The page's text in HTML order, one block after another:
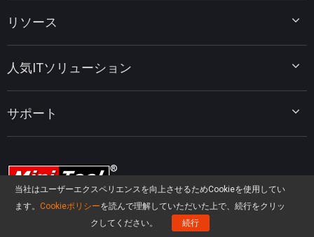
当社はユーザーエクスペリエンスを向上させるためCookieを使用してい
ます。 Cookieポリシーを読んで理解していただいた上で、続行をクリッ
クしてください。
続行
MiniTool Power Data Recovery
MiniTool PDF Editor
MiniTool MovieMaker
MiniTool uTube Downloader
リソース
データ復元ヒント
PDF編集ヒント
動画編集ヒント
ビデオ変換ヒント
画面録画ヒント
知識ベース
人気ITソリューション
MiniTool ニュースセンター
サポート
ヘルプ
返金ポリシー